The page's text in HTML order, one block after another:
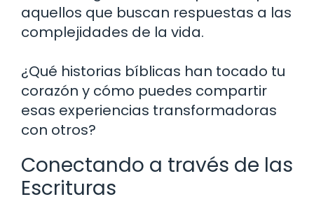
aquellos que buscan respuestas a las
complejidades de la vida.
¿Qué historias bíblicas han tocado tu
corazón y cómo puedes compartir
esas experiencias transformadoras
con otros?
Conectando a través de las
Escrituras